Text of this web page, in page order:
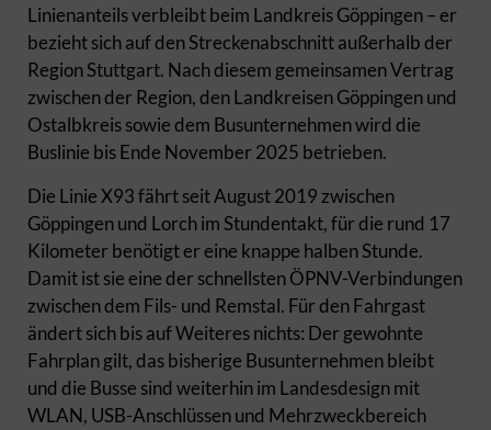
Linienanteils verbleibt beim Landkreis Göppingen – er
bezieht sich auf den Streckenabschnitt außerhalb der
Region Stuttgart. Nach diesem gemeinsamen Vertrag
zwischen der Region, den Landkreisen Göppingen und
Ostalbkreis sowie dem Busunternehmen wird die
Buslinie bis Ende November 2025 betrieben.
Die Linie X93 fährt seit August 2019 zwischen
Göppingen und Lorch im Stundentakt, für die rund 17
Kilometer benötigt er eine knappe halben Stunde.
Damit ist sie eine der schnellsten ÖPNV-Verbindungen
zwischen dem Fils- und Remstal. Für den Fahrgast
ändert sich bis auf Weiteres nichts: Der gewohnte
Fahrplan gilt, das bisherige Busunternehmen bleibt
und die Busse sind weiterhin im Landesdesign mit
WLAN, USB-Anschlüssen und Mehrzweckbereich